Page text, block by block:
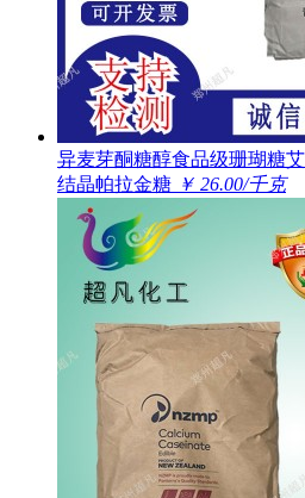
异麦芽酮糖醇食品级珊瑚糖
结晶帕拉金糖 ￥ 26.00/千克